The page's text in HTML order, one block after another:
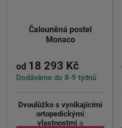
Čalouněná postel
Monaco
od 18 293 Kč
Dodáváme do 8-9 týdnů
Dvoulůžko s vynikajícími
ortopedickými
vlastnostmi a